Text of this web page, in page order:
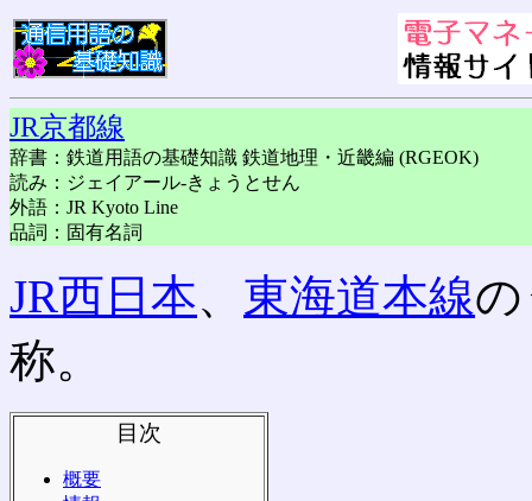
JR京都線
辞書：鉄道用語の基礎知識 鉄道地理・近畿編 (RGEOK)
読み：ジェイアール-きょうとせん
外語：JR Kyoto Line
品詞：固有名詞
JR西日本、 東海道本線
称。
目次
概要